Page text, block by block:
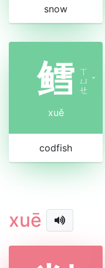
snow
鳕 ㄒ
ㄩ
ㄝ
ˇ
xuě
codfish
xuē